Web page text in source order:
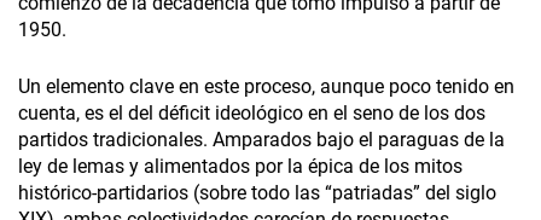
1950.
Un elemento clave en este proceso, aunque poco tenido en
cuenta, es el del déficit ideológico en el seno de los dos
partidos tradicionales. Amparados bajo el paraguas de la
ley de lemas y alimentados por la épica de los mitos
histórico-partidarios (sobre todo las “patriadas” del siglo